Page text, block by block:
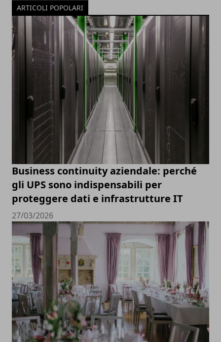
ARTICOLI POPOLARI
Business continuity aziendale: perché
gli UPS sono indispensabili per
proteggere dati e infrastrutture IT
27/03/2026